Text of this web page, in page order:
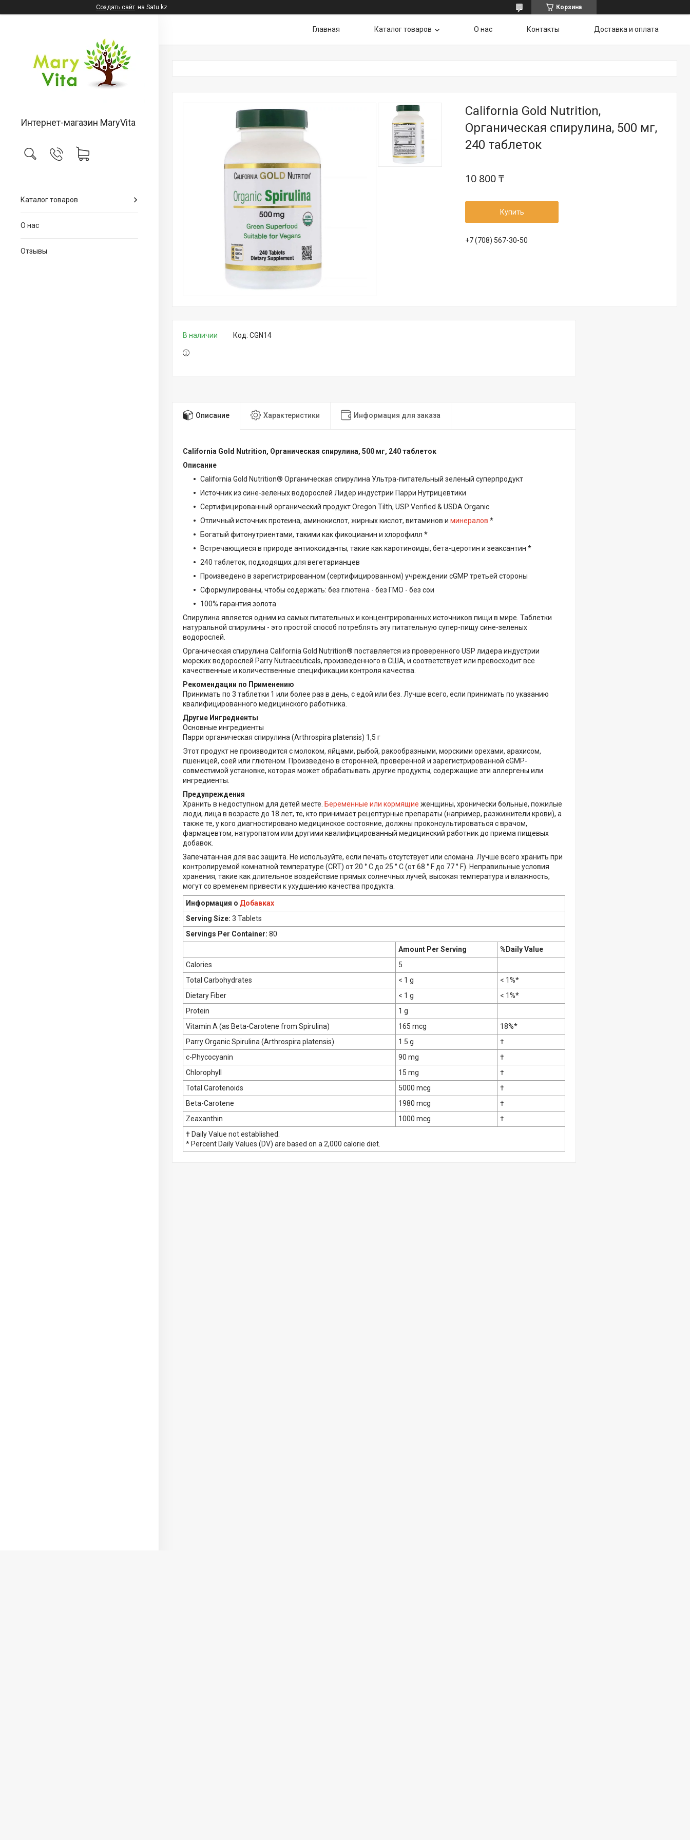
Создать сайт на Satu.kz Корзина
Интернет-магазин MaryVita
Каталог товаров
О нас
Отзывы
Главная Каталог товаров О нас Контакты Доставка и оплата
California Gold Nutrition,
Органическая спирулина, 500 мг,
240 таблеток
10 800 ₸
Купить
+7 (708) 567-30-50
В наличии Код: CGN14
Описание Характеристики Информация для заказа
California Gold Nutrition, Органическая спирулина, 500 мг, 240 таблеток
Описание
California Gold Nutrition® Органическая спирулина Ультра-питательный зеленый суперпродукт
Источник из сине-зеленых водорослей Лидер индустрии Парри Нутрицевтики
Сертифицированный органический продукт Oregon Tilth, USP Verified & USDA Organic
Отличный источник протеина, аминокислот, жирных кислот, витаминов и минералов *
Богатый фитонутриентами, такими как фикоцианин и хлорофилл *
Встречающиеся в природе антиоксиданты, такие как каротиноиды, бета-церотин и зеаксантин *
240 таблеток, подходящих для вегетарианцев
Произведено в зарегистрированном (сертифицированном) учреждении cGMP третьей стороны
Сформулированы, чтобы содержать: без глютена - без ГМО - без сои
100% гарантия золота
Спирулина является одним из самых питательных и концентрированных источников пищи в мире. Таблетки
натуральной спирулины - это простой способ потреблять эту питательную супер-пищу сине-зеленых
водорослей.
Органическая спирулина California Gold Nutrition® поставляется из проверенного USP лидера индустрии
морских водорослей Parry Nutraceuticals, произведенного в США, и соответствует или превосходит все
качественные и количественные спецификации контроля качества.
Рекомендации по Применению
Принимать по 3 таблетки 1 или более раз в день, с едой или без. Лучше всего, если принимать по указанию
квалифицированного медицинского работника.
Другие Ингредиенты
Основные ингредиенты
Парри органическая спирулина (Arthrospira platensis) 1,5 г
Этот продукт не производится с молоком, яйцами, рыбой, ракообразными, морскими орехами, арахисом,
пшеницей, соей или глютеном. Произведено в сторонней, проверенной и зарегистрированной cGMP-
совместимой установке, которая может обрабатывать другие продукты, содержащие эти аллергены или
ингредиенты.
Предупреждения
Хранить в недоступном для детей месте. Беременные или кормящие женщины, хронически больные, пожилые
люди, лица в возрасте до 18 лет, те, кто принимает рецептурные препараты (например, разжижители крови), а
также те, у кого диагностировано медицинское состояние, должны проконсультироваться с врачом,
фармацевтом, натуропатом или другими квалифицированный медицинский работник до приема пищевых
добавок.
Запечатанная для вас защита. Не используйте, если печать отсутствует или сломана. Лучше всего хранить при
контролируемой комнатной температуре (CRT) от 20 ° C до 25 ° C (от 68 ° F до 77 ° F). Неправильные условия
хранения, такие как длительное воздействие прямых солнечных лучей, высокая температура и влажность,
могут со временем привести к ухудшению качества продукта.
Информация о Добавках
Serving Size: 3 Tablets
Servings Per Container: 80
Amount Per Serving
%Daily Value
Calories
5
Total Carbohydrates
< 1 g
< 1%*
Dietary Fiber
< 1 g
< 1%*
Protein
1 g
Vitamin A (as Beta-Carotene from Spirulina)
165 mcg
18%*
Parry Organic Spirulina (Arthrospira platensis)
1.5 g
†
c-Phycocyanin
90 mg
†
Chlorophyll
15 mg
†
Total Carotenoids
5000 mcg
†
Beta-Carotene
1980 mcg
†
Zeaxanthin
1000 mcg
†
† Daily Value not established.
* Percent Daily Values (DV) are based on a 2,000 calorie diet.